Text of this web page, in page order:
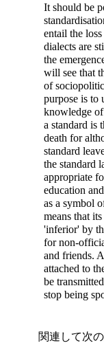
It should be
entail the
dialects are
the
will see that
of
purpose is to
knowledge
a standard is
death for
standard
the standard
appropriate
education
as a symbol
means that
'inferior' by
for non-
and friends.
attached to
be
stop being
関連して次の